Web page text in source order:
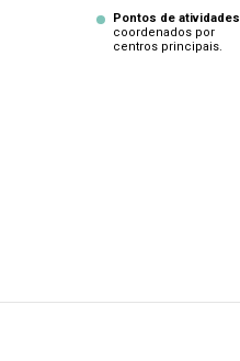
Pontos de atividades
coordenados por
centros principais.